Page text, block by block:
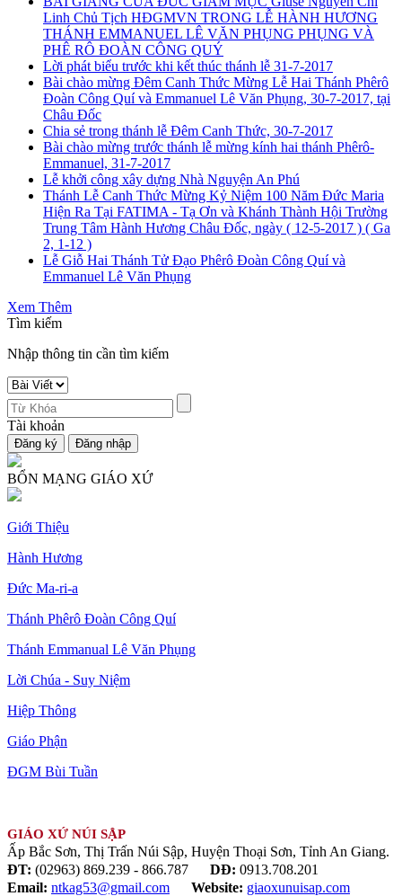
Linh Chủ Tịch HĐGMVN TRONG LỄ HÀNH HƯƠNG
THÁNH EMMANUEL LÊ VĂN PHỤNG PHỤNG VÀ
PHÊ RÔ ĐOÀN CÔNG QUÝ
Lời phát biểu trước khi kết thúc thánh lễ 31-7-2017
Bài chào mừng Đêm Canh Thức Mừng Lễ Hai Thánh Phêrô
Đoàn Công Quí và Emmanuel Lê Văn Phụng, 30-7-2017, tại
Châu Đốc
Chia sẻ trong thánh lễ Đêm Canh Thức, 30-7-2017
Bài chào mừng trước thánh lễ mừng kính hai thánh Phêrô-
Emmanuel, 31-7-2017
Lễ khởi công xây dựng Nhà Nguyện An Phú
Thánh Lễ Canh Thức Mừng Kỷ Niệm 100 Năm Đức Maria
Hiện Ra Tại FATIMA - Tạ Ơn và Khánh Thành Hội Trường
Trung Tâm Hành Hương Châu Đốc, ngày ( 12-5-2017 ) ( Ga
2, 1-12 )
Lễ Giỗ Hai Thánh Tử Đạo Phêrô Đoàn Công Quí và
Emmanuel Lê Văn Phụng
Xem Thêm
Tìm kiếm
Nhập thông tin cần tìm kiếm
Tài khoản
BỔN MẠNG GIÁO XỨ
Giới Thiệu
Hành Hương
Đức Ma-ri-a
Thánh Phêrô Đoàn Công Quí
Thánh Emmanual Lê Văn Phụng
Lời Chúa - Suy Niệm
Hiệp Thông
Giáo Phận
ĐGM Bùi Tuần
GIÁO XỨ NÚI SẬP
Ấp Bắc Sơn, Thị Trấn Núi Sập, Huyện Thoại Sơn, Tỉnh An Giang.
ĐT: (02963) 869.239 - 866.787 DĐ: 0913.708.201
Email: ntkag53@gmail.com Website: giaoxunuisap.com